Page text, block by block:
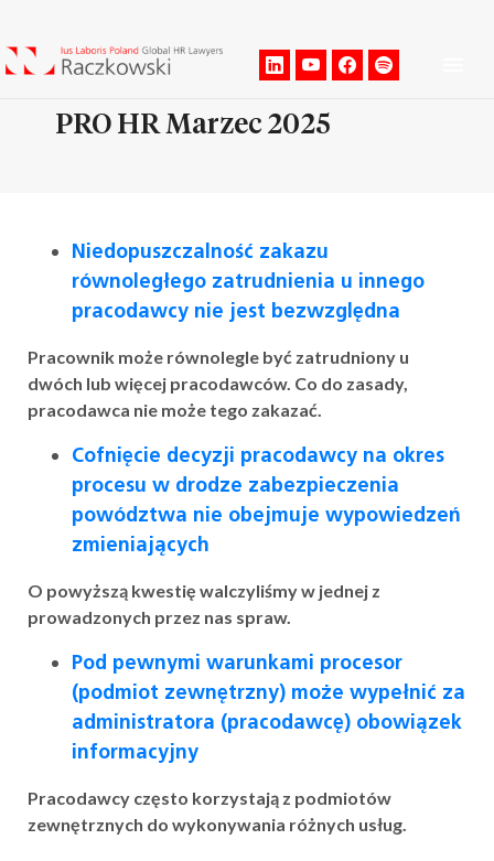
PRO HR Marzec 2025
Niedopuszczalność zakazu
równoległego zatrudnienia u innego
pracodawcy nie jest bezwzględna
Pracownik może równolegle być zatrudniony u
dwóch lub więcej pracodawców. Co do zasady,
pracodawca nie może tego zakazać.
Cofnięcie decyzji pracodawcy na okres
procesu w drodze zabezpieczenia
powództwa nie obejmuje wypowiedzeń
zmieniających
O powyższą kwestię walczyliśmy w jednej z
prowadzonych przez nas spraw.
Pod pewnymi warunkami procesor
(podmiot zewnętrzny) może wypełnić za
administratora (pracodawcę) obowiązek
informacyjny
Pracodawcy często korzystają z podmiotów
zewnętrznych do wykonywania różnych usług.